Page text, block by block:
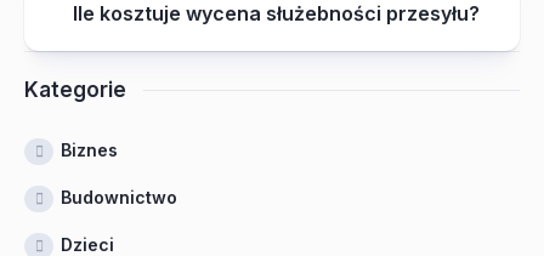
Ile kosztuje wycena służebności przesyłu?
Kategorie
Biznes
Budownictwo
Dzieci